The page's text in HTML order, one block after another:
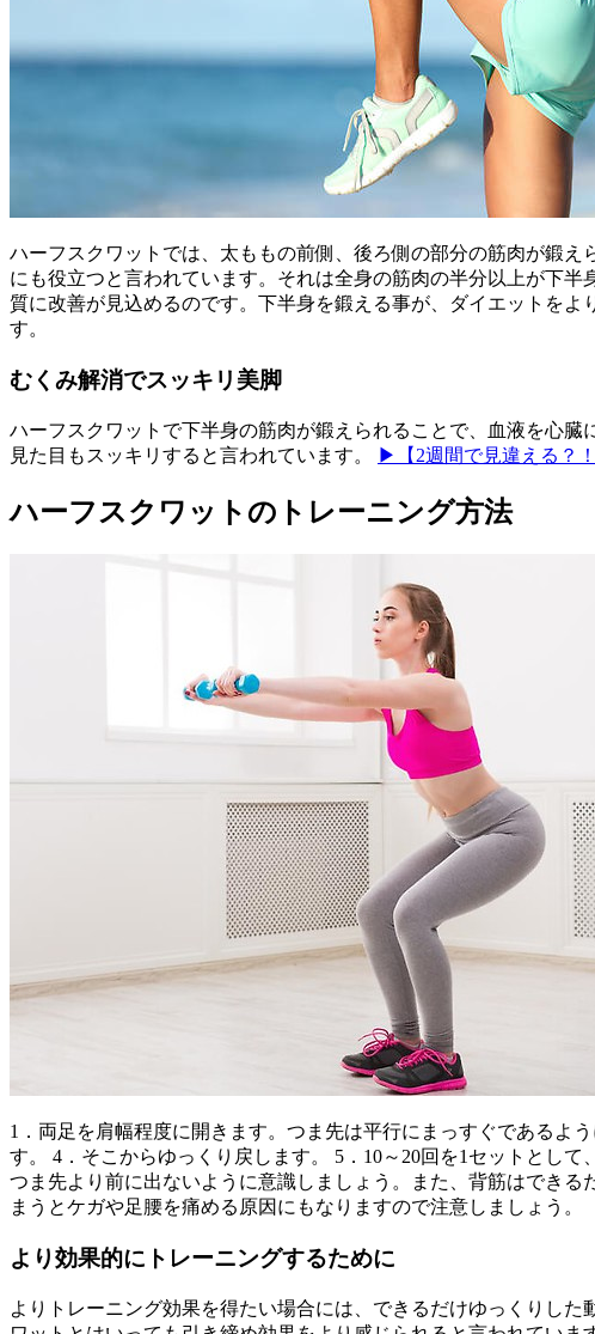
ハーフスクワットでは、太ももの前側、後ろ側の部分の筋肉が鍛
にも役立つと言われています。それは全身の筋肉の半分以上が下
質に改善が見込めるのです。下半身を鍛える事が、ダイエットを
す。
むくみ解消でスッキリ美脚
ハーフスクワットで下半身の筋肉が鍛えられることで、血液を心
見た目もスッキリすると言われています。
▶【2週間で見違える？
ハーフスクワットのトレーニング方法
1．両足を肩幅程度に開きます。つま先は平行にまっすぐであるよ
す。 4．そこからゆっくり戻します。 5．10～20回を1セットとし
つま先より前に出ないように意識しましょう。また、背筋はでき
まうとケガや足腰を痛める原因にもなりますので注意しましょう。
より効果的にトレーニングするために
よりトレーニング効果を得たい場合には、できるだけゆっくりし